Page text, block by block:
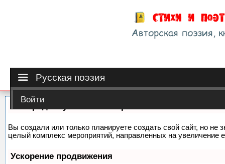
Русская поэзия
Войти
Вы создали или только планируете создать свой сайт, но не
целый комплекс мероприятий, направленных на увеличение
Ускорение продвижения